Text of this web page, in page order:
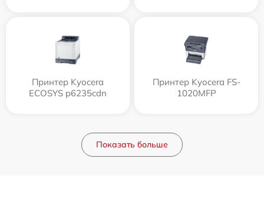
Принтер Kyocera
ECOSYS p6235cdn
Принтер Kyocera FS-
1020MFP
Показать больше